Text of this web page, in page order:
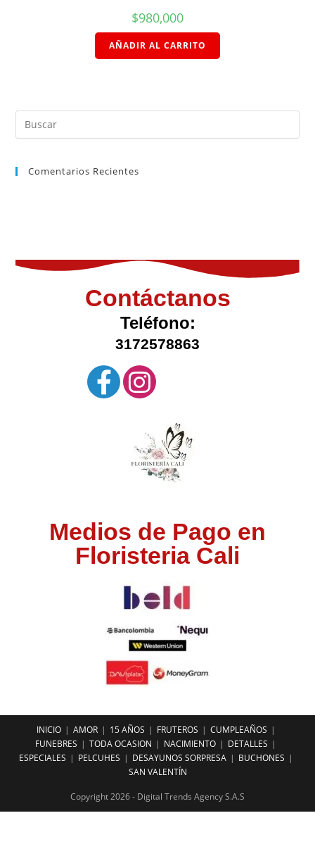
$980,000
AÑADIR AL CARRITO
Comentarios Recientes
Contáctanos
Teléfono:
3172578863
Medios de Pago en
Floristeria Cali
INICIO AMOR 15 AÑOS FRUTEROS
CUMPLEAÑOS
FUNEBRES
TODA OCASION NACIMIENTO
DETALLES
ESPECIALES
PELCUHES DESAYUNOS SORPRESA
BUCHONES
SAN VALENTÍN
Copyright 2026 - Digital Trends Agency S.A.S